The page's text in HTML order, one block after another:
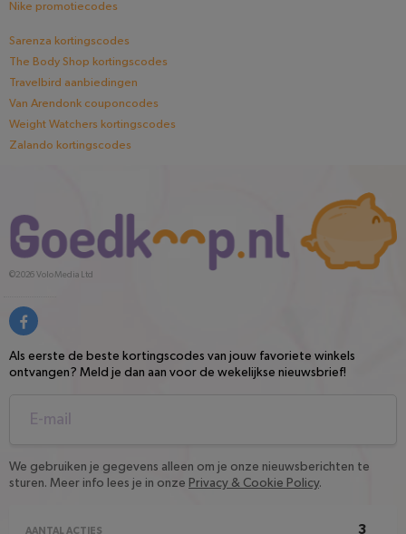
Nike promotiecodes
Sarenza kortingscodes
The Body Shop kortingscodes
Travelbird aanbiedingen
Van Arendonk couponcodes
Weight Watchers kortingscodes
Zalando kortingscodes
©2026Volo Media Ltd
Als eerste de beste kortingscodes van jouw favoriete winkels
ontvangen? Meld je dan aan voor de wekelijkse nieuwsbrief!
We gebruiken je gegevens alleen om je onze nieuwsberichten te
sturen. Meer info lees je in onze Privacy & Cookie Policy.
AANTAL ACTIES 3